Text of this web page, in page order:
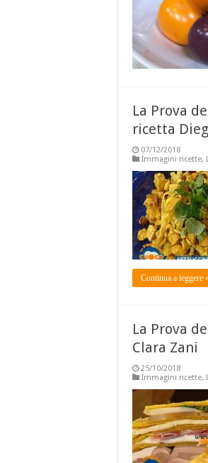
La Prova
ricetta
07/12/2018
Immagini ricette,
Continua a leggere
La Prova
Clara Zani
25/10/2018
Immagini ricette,